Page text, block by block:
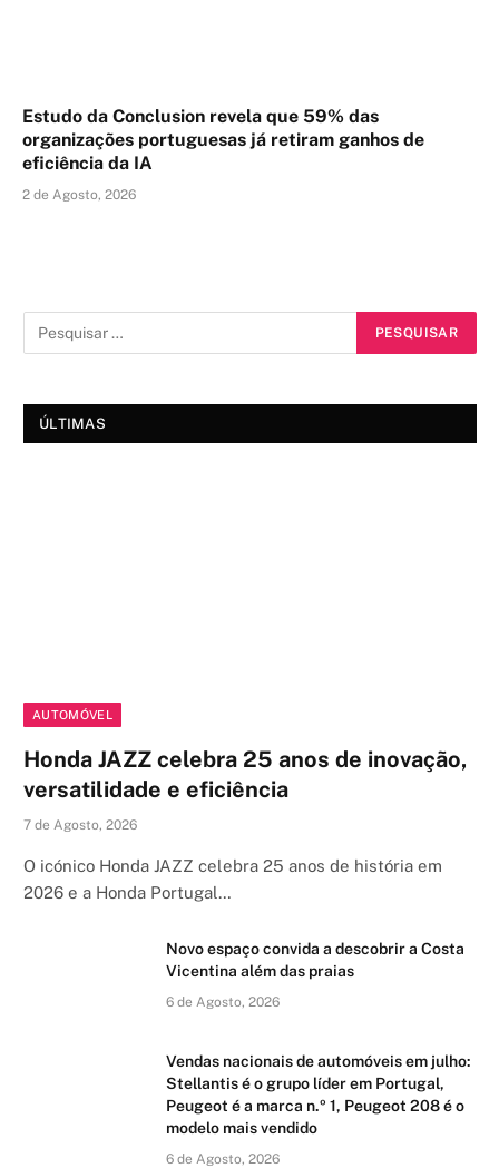
Estudo da Conclusion revela que 59% das
organizações portuguesas já retiram ganhos de
eficiência da IA
2 de Agosto, 2026
ÚLTIMAS
AUTOMÓVEL
Honda JAZZ celebra 25 anos de inovação,
versatilidade e eficiência
7 de Agosto, 2026
O icónico Honda JAZZ celebra 25 anos de história em
2026 e a Honda Portugal…
Novo espaço convida a descobrir a Costa
Vicentina além das praias
6 de Agosto, 2026
Vendas nacionais de automóveis em julho:
Stellantis é o grupo líder em Portugal,
Peugeot é a marca n.º 1, Peugeot 208 é o
modelo mais vendido
6 de Agosto, 2026